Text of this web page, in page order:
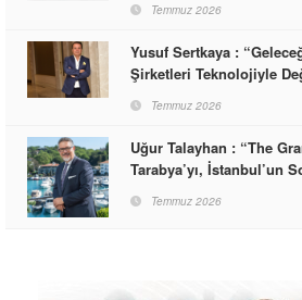
Temmuz 2026
Yusuf Sertkaya :
Şirketleri Teknolojiyle
Temmuz 2026
Uğur Talayhan : “The
Tarabya’yı, İstanbul’un
Destinasyon Haline
Temmuz 2026